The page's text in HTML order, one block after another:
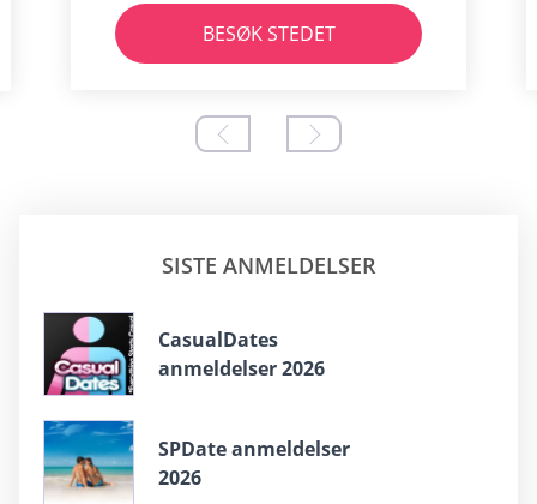
BESØK STEDET
SISTE ANMELDELSER
СasualDates
anmeldelser 2026
SPDate anmeldelser
2026